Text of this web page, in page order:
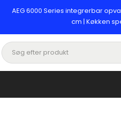
AEG 6000 Series integrerbar
cm | Køkken